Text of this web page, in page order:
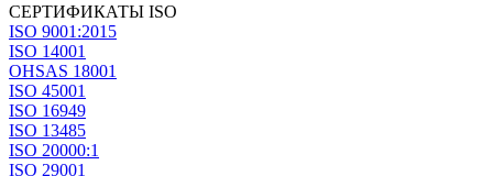
СЕРТИФИКАТЫ ISO
ISO 9001:2015
ISO 14001
OHSAS 18001
ISO 45001
ISO 16949
ISO 13485
ISO 20000:1
ISO 29001